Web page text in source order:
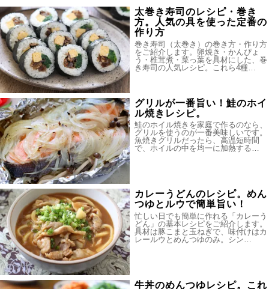
太巻き寿司のレシピ・巻き
方。人気の具を使った定番の
作り方
巻き寿司（太巻き）の巻き方・作り方
をご紹介します。卵焼き・かんぴょ
う・椎茸煮・菜っ葉を具材にした、巻
き寿司の人気レシピ。これら4種…
グリルが一番旨い！鮭のホイ
ル焼きレシピ。
鮭のホイル焼きを家庭で作るのなら、
グリルを使うのが一番美味しいです。
魚焼きグリルだったら、高温短時間
で、ホイルの中を均一に加熱する…
カレーうどんのレシピ。めん
つゆとルウで簡単旨い！
忙しい日でも簡単に作れる「カレーう
どん」の基本レシピをご紹介します。
具材は豚こまと玉ねぎで、味付けはカ
レールウとめんつゆのみ。シン…
牛丼のめんつゆレシピ。これ